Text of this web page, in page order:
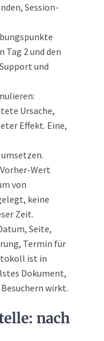
Session-
Tag 2 und den
und
Ursache,
Effekt. Eine,
umsetzen.
Wert
von
keine
Zeit.
Seite,
Termin für
ist in
Dokument,
wirkt.
nach